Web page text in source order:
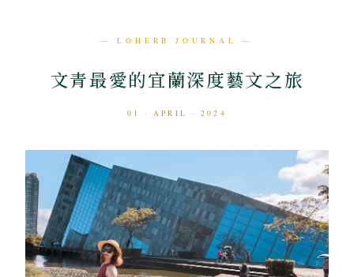
— LOHERB JOURNAL —
文青最愛的宜蘭深度藝文之旅
01 · APRIL · 2024